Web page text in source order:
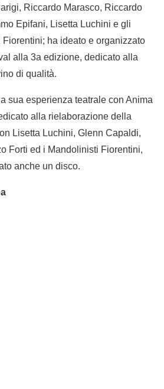
Riccardo Marasco, Riccardo
Epifani, Lisetta Luchini e gli
ha ideato e organizzato
alla 3a edizione, dedicato alla
di qualità.
sua esperienza teatrale con Anima
alla rielaborazione della
Lisetta Luchini, Glenn Capaldi,
Forti ed i Mandolinisti Fiorentini,
anche un disco.